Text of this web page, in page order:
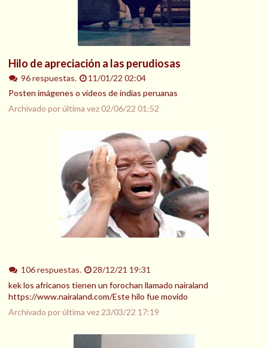
Hilo de apreciación a las perudiosas
96 respuestas.
11/01/22 02:04
Posten imágenes o vídeos de indias peruanas
Archivado por última vez02/06/22 01:52
106 respuestas.
28/12/21 19:31
kek los africanos tienen un forochan llamado nairaland
https://www.nairaland.com/Este hilo fue movido
Archivado por última vez 23/03/22 17:19